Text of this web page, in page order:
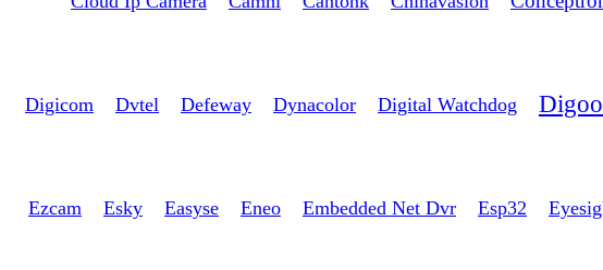
Digoo
Digital Watchdog
Dynacolor
Defeway
Dvtel
Digicom
Esp32
Embedded Net Dvr
Eneo
Easyse
Esky
Ezcam